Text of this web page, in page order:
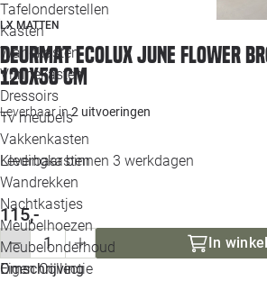
Tafelonderstellen
Kasten
Wandkasten
Vitrinekasten
Dressoirs
Tv meubels
Vakkenkasten
Kledingkasten
Wandrekken
Nachtkastjes
Meubelhoezen
Meubelonderhoud
Eigen Collectie
LX MATTEN
Deurmat EcoLux June Flower
120x50 cm
Leverbaar in2 uitvoeringen
Leverbaar binnen 3 werkdagen
115,-
In
Omschrijving